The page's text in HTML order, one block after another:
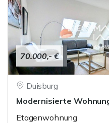
70.000,- €
Duisburg
Modernisierte
Etagenwohnung